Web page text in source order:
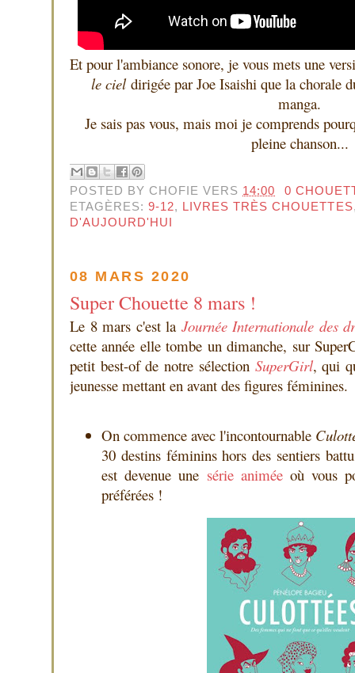
Et pour l'ambiance sonore, je vous mets une
le cieldirigée par Joe Isaishi que la chorale
manga.
Je sais pas vous, mais moi je comprends
pleine chanson...
POSTED BY CHOFIE VERS 14:00
0
ETAGÈRES:9-12, LIVRES TRÈS CHOUETTES
D'AUJOURD'HUI
08 MARS 2020
Super Chouette 8 mars !
Le 8 mars c'est la Journée Internationale des
cette année elle tombe un dimanche, sur
petit best-of de notre sélection SuperGirl, qui
jeunesse mettant en avant des figures féminines.
On commence avec l'incontournable
30 destins féminins hors des sentiers
est devenue une série animéeoù vous
préférées !